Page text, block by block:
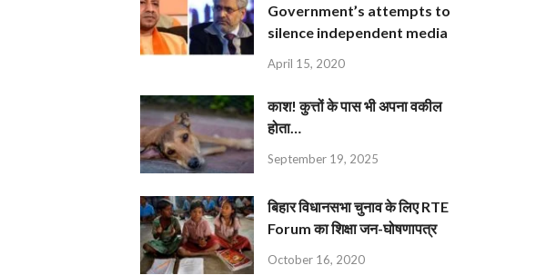
Government’s attempts to
silence independent media
April 15, 2020
काश! कुत्तों के पास भी अपना वकील
होता…
September 19, 2025
बिहार विधानसभा चुनाव के लिए RTE
Forum का शिक्षा जन-घोषणापत्र
October 16, 2020